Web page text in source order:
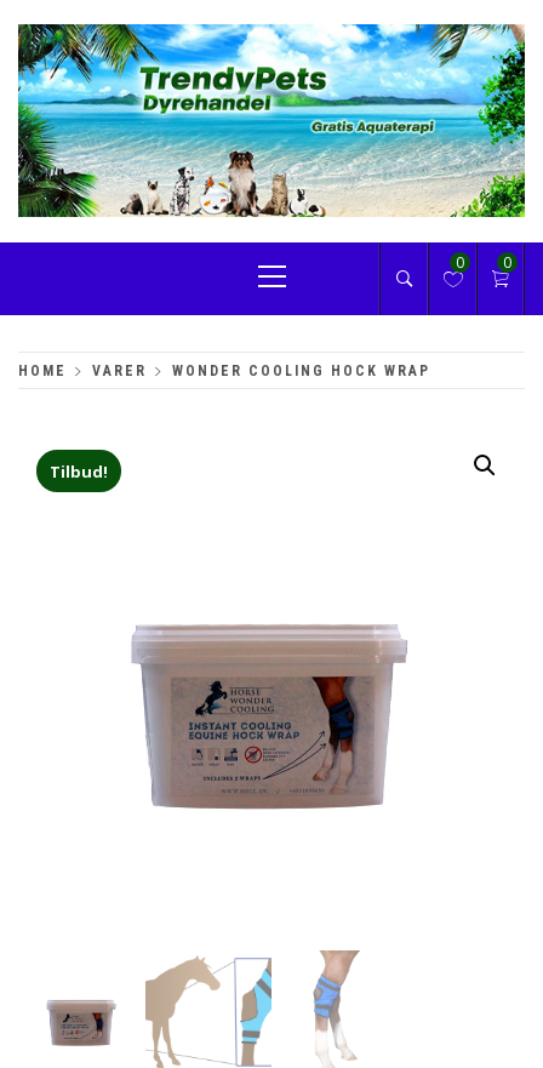
content
TRENDYPETS
Menu
0 0
HOME VARER WONDER COOLING HOCK WRAP
Tilbud!